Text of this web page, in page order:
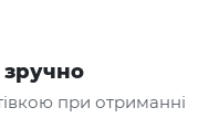
при отриманні